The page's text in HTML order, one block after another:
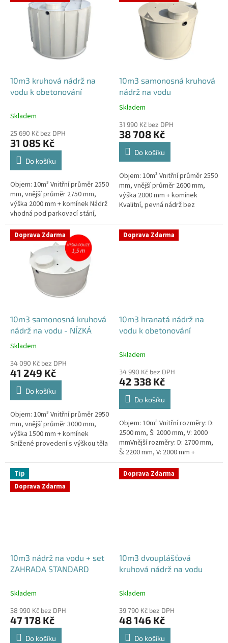
10m3 kruhová nádrž na
vodu k obetonování
Skladem
25 690 Kč bez DPH
31 085 Kč
Do košíku
Objem: 10m³ Vnitřní průměr 2550
mm, vnější průměr 2750 mm,
výška 2000 mm + komínek Nádrž
vhodná pod parkovací stání,
komunikace i terasy Průměr a
umístění přítoku/ů, odtoku/ů...
10m3 samonosná kruhová
nádrž na vodu
Průměrné
produktu
je
4,6
hvězdiček.
Skladem
31 990 Kč bez DPH
38 708 Kč
Do košíku
Objem: 10m³ Vnitřní průměr 2550
mm, vnější průměr 2600 mm,
výška 2000 mm + komínek
Kvalitní, pevná nádrž bez
umístění přítoku/ů, odtoku/ů
apod....
Doprava Zdarma
10m3 samonosná kruhová
nádrž na vodu - NÍZKÁ
Průměrné
produktu
je
4,5
hvězdiček.
Skladem
34 090 Kč bez DPH
41 249 Kč
Do košíku
Objem: 10m³ Vnitřní průměr 2950
mm, vnější průměr 3000 mm,
výška 1500 mm + komínek
Snížené provedení s výškou těla
bez potřeby obetonování...
Doprava Zdarma
10m3 hranatá nádrž na
vodu k obetonování
Skladem
34 990 Kč bez DPH
42 338 Kč
Do košíku
Objem: 10m³ Vnitřní rozměry: D:
2500 mm, Š: 2000 mm, V: 2000
mmVnější rozměry: D: 2700 mm,
Š: 2200 mm, V: 2000 mm +
komínek Nádrž vhodná pod
parkovací stání, komunikace i
terasy...
Tip
Doprava Zdarma
10m3 nádrž na vodu + set
ZAHRADA STANDARD
Skladem
38 990 Kč bez DPH
47 178 Kč
Do košíku
Doprava Zdarma
10m3 dvouplášťová
kruhová nádrž na vodu
Skladem
39 790 Kč bez DPH
48 146 Kč
Do košíku